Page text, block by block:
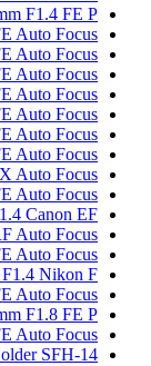
F1.4 FE P
Auto Focus
Auto Focus
Auto Focus
Auto Focus
Auto Focus
Auto Focus
Auto Focus
Auto Focus
Auto Focus
Canon EF
Auto Focus
Auto Focus
F1.4 Nikon F
Auto Focus
F1.8 FE P
Auto Focus
SFH-14